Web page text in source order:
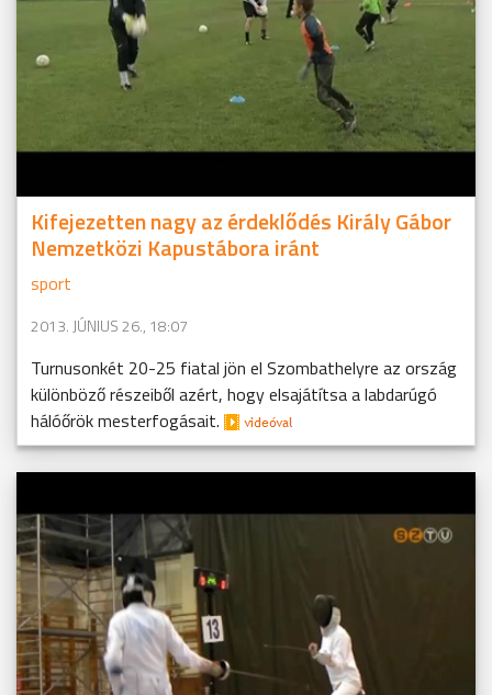
Kifejezetten nagy az érdeklődés Király Gábor
Nemzetközi Kapustábora iránt
sport
2013. JÚNIUS 26., 18:07
Turnusonkét 20-25 fiatal jön el Szombathelyre az ország
különböző részeiből azért, hogy elsajátítsa a labdarúgó
hálóőrök mesterfogásait.